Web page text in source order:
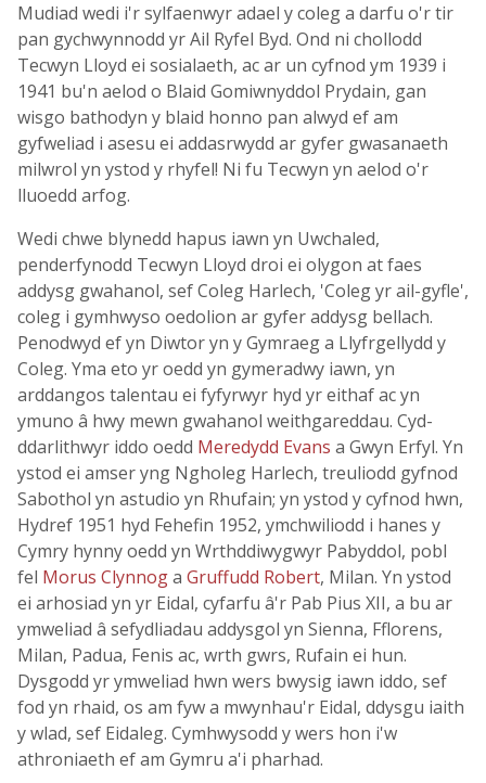
Mudiad wedi i'r sylfaenwyr adael y coleg a darfu o'r tir
pan gychwynnodd yr Ail Ryfel Byd. Ond ni chollodd
Tecwyn Lloyd ei sosialaeth, ac ar un cyfnod ym 1939 i
1941 bu'n aelod o Blaid Gomiwnyddol Prydain, gan
wisgo bathodyn y blaid honno pan alwyd ef am
gyfweliad i asesu ei addasrwydd ar gyfer gwasanaeth
milwrol yn ystod y rhyfel! Ni fu Tecwyn yn aelod o'r
lluoedd arfog.
Wedi chwe blynedd hapus iawn yn Uwchaled,
penderfynodd Tecwyn Lloyd droi ei olygon at faes
addysg gwahanol, sef Coleg Harlech, 'Coleg yr ail-gyfle',
coleg i gymhwyso oedolion ar gyfer addysg bellach.
Penodwyd ef yn Diwtor yn y Gymraeg a Llyfrgellydd y
Coleg. Yma eto yr oedd yn gymeradwy iawn, yn
arddangos talentau ei fyfyrwyr hyd yr eithaf ac yn
ymuno â hwy mewn gwahanol weithgareddau. Cyd-
ddarlithwyr iddo oedd Meredydd Evans a Gwyn Erfyl. Yn
ystod ei amser yng Ngholeg Harlech, treuliodd gyfnod
Sabothol yn astudio yn Rhufain; yn ystod y cyfnod hwn,
Hydref 1951 hyd Fehefin 1952, ymchwiliodd i hanes y
Cymry hynny oedd yn Wrthddiwygwyr Pabyddol, pobl
fel Morus Clynnoga Gruffudd Robert, Milan. Yn ystod
ei arhosiad yn yr Eidal, cyfarfu â'r Pab Pius XII, a bu ar
ymweliad â sefydliadau addysgol yn Sienna, Fflorens,
Milan, Padua, Fenis ac, wrth gwrs, Rufain ei hun.
Dysgodd yr ymweliad hwn wers bwysig iawn iddo, sef
fod yn rhaid, os am fyw a mwynhau'r Eidal, ddysgu iaith
y wlad, sef Eidaleg. Cymhwysodd y wers hon i'w
athroniaeth ef am Gymru a'i pharhad.